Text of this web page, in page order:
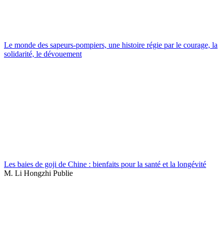
Le monde des sapeurs-pompiers, une histoire régie par le courage, la
solidarité, le dévouement
Les baies de goji de Chine : bienfaits pour la santé et la longévité
M. Li Hongzhi Publie